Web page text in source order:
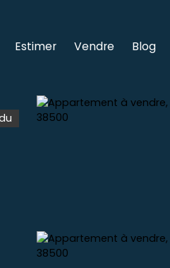
Estimer Vendre Blog